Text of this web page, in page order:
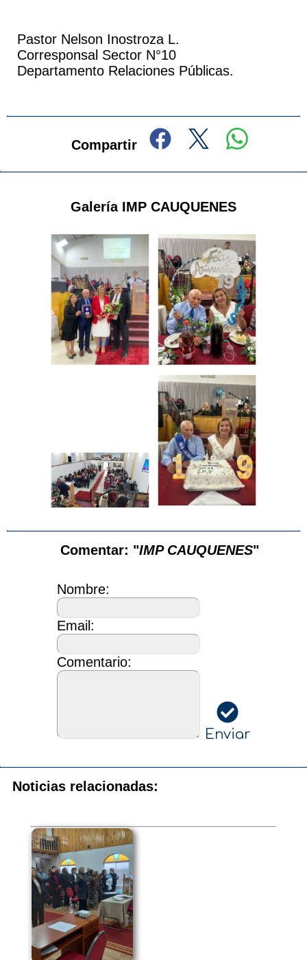
Pastor Nelson Inostroza L.
Corresponsal Sector N°10
Departamento Relaciones Públicas.
Compartir
Galería IMP CAUQUENES
Comentar: "IMP CAUQUENES"
Nombre:
Email:
Comentario:
Enviar
Noticias relacionadas: